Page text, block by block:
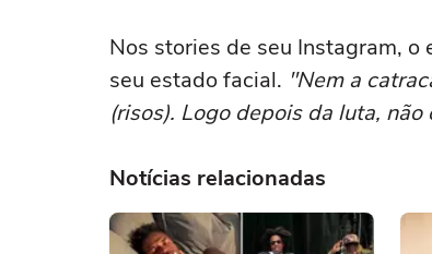
Nos stories de seu Instagram, o
seu estado facial. "Nem a
(risos). Logo depois da luta,
Notícias relacionadas